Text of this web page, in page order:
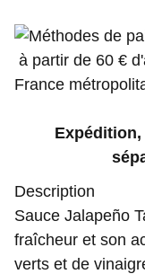
à partir de 60 €
France
Description
Sauce Jalapeño
fraîcheur et son
verts et de